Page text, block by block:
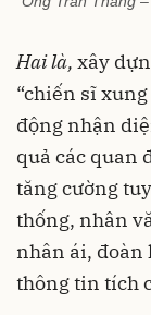
Hai là, xây
“chiến sĩ
động nhận
quả các quan
tăng cường
thống, nhân
nhân ái, đoàn
thông tin tích